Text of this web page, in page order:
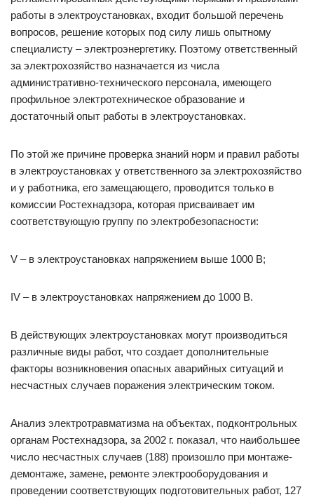
работы в электроустановках, входит большой перечень
вопросов, решение которых под силу лишь опытному
специалисту – электроэнергетику. Поэтому ответственный
за электрохозяйство назначается из числа
административно-технического персонала, имеющего
профильное электротехническое образование и
достаточный опыт работы в электроустановках.
По этой же причине проверка знаний норм и правил работы
в электроустановках у ответственного за электрохозяйство
и у работника, его замещающего, проводится только в
комиссии Ростехнадзора, которая присваивает им
соответствующую группу по электробезопасности:
V – в электроустановках напряжением выше 1000 В;
IV – в электроустановках напряжением до 1000 В.
В действующих электроустановках могут производиться
различные виды работ, что создает дополнительные
факторы возникновения опасных аварийных ситуаций и
несчастных случаев поражения электрическим током.
Анализ электротравматизма на объектах, подконтрольных
органам Ростехнадзора, за 2002 г. показал, что наибольшее
число несчастных случаев (188) произошло при монтаже-
демонтаже, замене, ремонте электрооборудования и
проведении соответствующих подготовительных работ, 127